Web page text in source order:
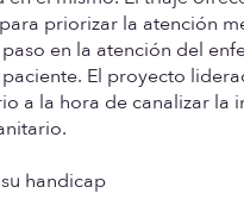
priorizar la atención
en la atención del
El proyecto
a la hora de canalizar
handicap